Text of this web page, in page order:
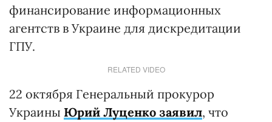
финансирование информационных
агентств в Украине для дискредитации
ГПУ.
RELATED VIDEO
22 октября Генеральный прокурор
Украины Юрий Луценко заявил, что